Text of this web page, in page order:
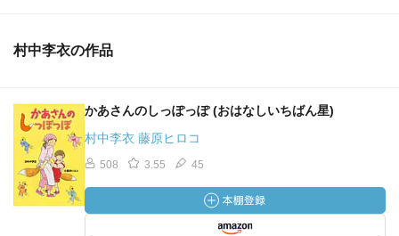
村中李衣の作品
かあさんのしっぽっぽ (おはなしいちばん星)
村中李衣 藤原ヒロコ
508 3.55 45